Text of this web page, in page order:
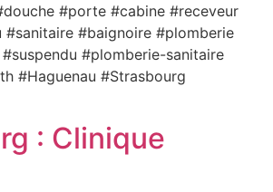
#porte #cabine #receveur
#sanitaire #baignoire #plomberie
#plomberie-sanitaire
#Haguenau #Strasbourg
: Clinique